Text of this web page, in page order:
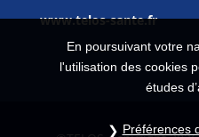
www.telos-sante.fr
En poursuivant votre
l'utilisation des cookies
études
Préférences